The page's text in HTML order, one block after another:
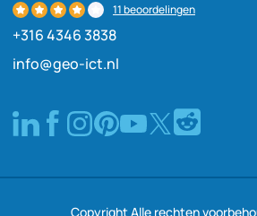
11 beoordelingen
+316 4346 3838
info@geo-ict.nl
Copyright Alle rechten